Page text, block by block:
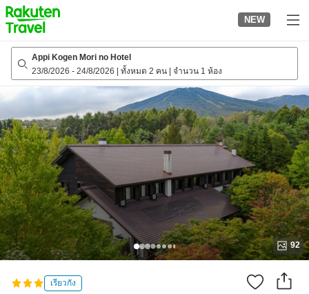
to
top
page
NEW
Appi Kogen Mori no Hotel
23/8/2026 - 24/8/2026 ทั้งหมด 2 คน จำนวน 1 ห้อง
92
เรียวกัง